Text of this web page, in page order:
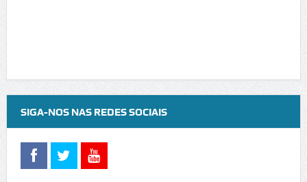
SIGA-NOS NAS REDES SOCIAIS